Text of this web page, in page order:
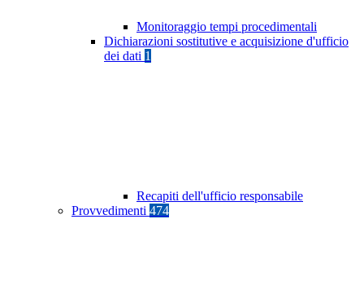
Monitoraggio tempi procedimentali
Dichiarazioni sostitutive e acquisizione d'ufficio
dei dati 1
Recapiti dell'ufficio responsabile
Provvedimenti 474